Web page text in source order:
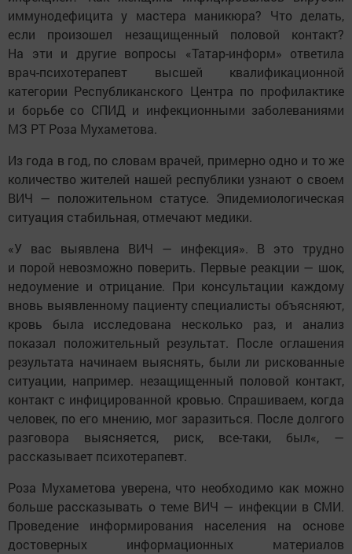
иммунодефицита у мастера маникюра? Что делать,
если произошел незащищенный половой контакт?
На эти и другие вопросы «Татар-информ» ответила
врач-психотерапевт высшей квалификационной
категории Республиканского Центра по профилактике
и борьбе со СПИД и инфекционными заболеваниями
МЗ РТ Роза Мухаметова.
Из года в год, по словам врачей, примерно одно и то же
количество жителей нашей республики узнают о своем
ВИЧ — положительном статусе. Эпидемиологическая
ситуация стабильная, отмечают медики.
«У вас выявлена ВИЧ — инфекция». В это трудно
и порой невозможно поверить. Первые реакции — шок,
недоумение и отрицание. При консультации каждому
вновь выявленному пациенту специалисты объясняют,
кровь была исследована несколько раз, и анализ
показал положительный результат. После оглашения
результата начинаем выяснять, были ли рискованные
ситуации, например. незащищенный половой контакт,
контакт с инфицированной кровью. Спрашиваем, когда
человек, по его мнению, мог заразиться. После долгого
разговора выясняется, риск, все-таки, был«, —
рассказывает психотерапевт.
Роза Мухаметова уверена, что необходимо как можно
больше рассказывать о теме ВИЧ — инфекции в СМИ.
Проведение информирования населения на основе
достоверных информационных материалов